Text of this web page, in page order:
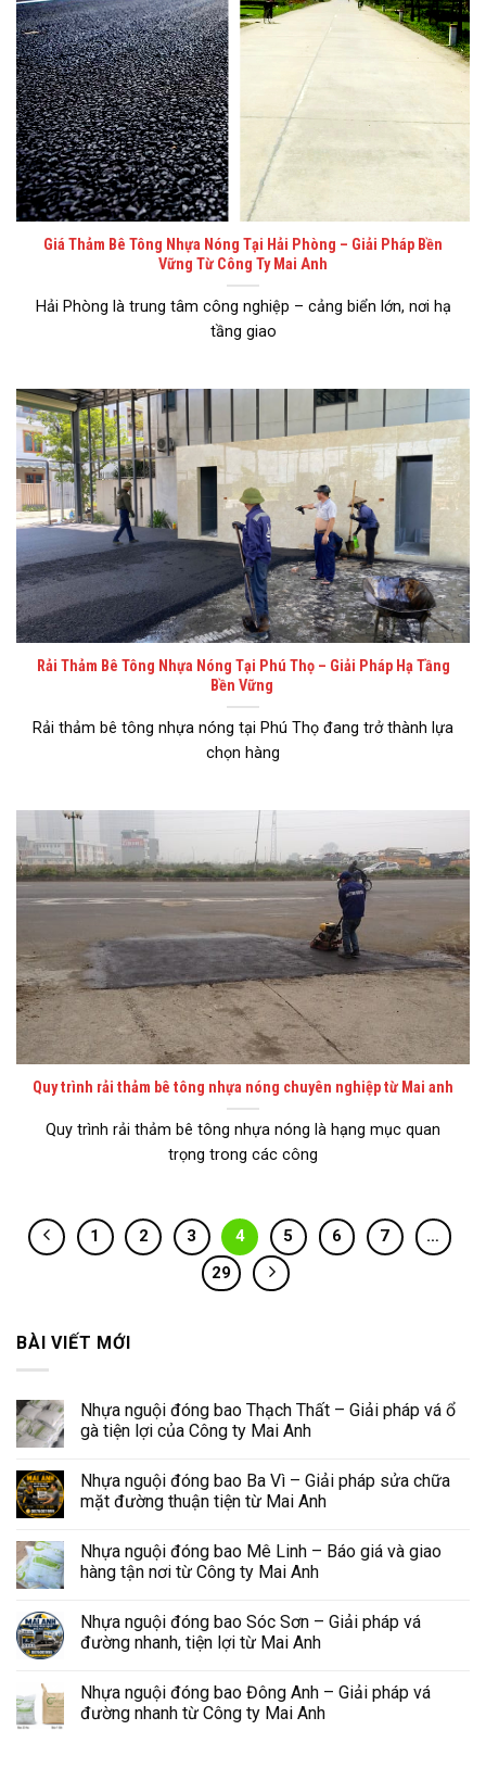
Giá Thảm Bê Tông Nhựa Nóng Tại Hải Phòng – Giải Pháp Bền
Vững Từ Công Ty Mai Anh
Hải Phòng là trung tâm công nghiệp – cảng biển lớn, nơi hạ
tầng giao
Rải Thảm Bê Tông Nhựa Nóng Tại Phú Thọ – Giải Pháp Hạ Tầng
Bền Vững
Rải thảm bê tông nhựa nóng tại Phú Thọ đang trở thành lựa
chọn hàng
Quy trình rải thảm bê tông nhựa nóng chuyên nghiệp từ Mai anh
Quy trình rải thảm bê tông nhựa nóng là hạng mục quan
trọng trong các công
1 2 3 4 5 6 7
…
29
BÀI VIẾT MỚI
Nhựa nguội đóng bao Thạch Thất – Giải pháp vá ổ
gà tiện lợi của Công ty Mai Anh
Nhựa nguội đóng bao Ba Vì – Giải pháp sửa chữa
mặt đường thuận tiện từ Mai Anh
Nhựa nguội đóng bao Mê Linh – Báo giá và giao
hàng tận nơi từ Công ty Mai Anh
Nhựa nguội đóng bao Sóc Sơn – Giải pháp vá
đường nhanh, tiện lợi từ Mai Anh
Nhựa nguội đóng bao Đông Anh – Giải pháp vá
đường nhanh từ Công ty Mai Anh